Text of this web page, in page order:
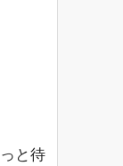
と待